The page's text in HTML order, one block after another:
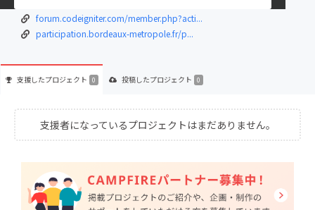
forum.codeigniter.com/member.php?acti...
participation.bordeaux-metropole.fr/p...
支援したプロジェクト 0 投稿したプロジェクト 0
支援者になっているプロジェクトはまだありません。